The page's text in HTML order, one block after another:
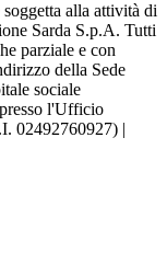
alla attività di
Sarda S.p.A. Tutti
parziale e con
della Sede
sociale
l'Ufficio
02492760927) |